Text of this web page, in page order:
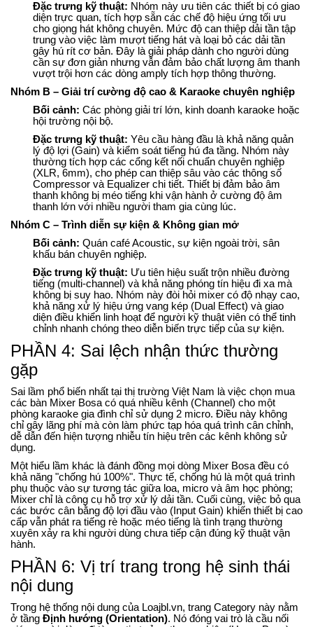
Đặc trưng kỹ thuật: Nhóm này ưu tiên các thiết bị có giao
diện trực quan, tích hợp sẵn các chế độ hiệu ứng tối ưu
cho giọng hát không chuyên. Mức độ can thiệp dải tần tập
trung vào việc làm mượt tiếng hát và loại bỏ các dải tần
gây hú rít cơ bản. Đây là giải pháp dành cho người dùng
cần sự đơn giản nhưng vẫn đảm bảo chất lượng âm thanh
vượt trội hơn các dòng amply tích hợp thông thường.
Nhóm B – Giải trí cường độ cao & Karaoke chuyên nghiệp
Bối cảnh: Các phòng giải trí lớn, kinh doanh karaoke hoặc
hội trường nội bộ.
Đặc trưng kỹ thuật: Yêu cầu hàng đầu là khả năng quản
lý độ lợi (Gain) và kiểm soát tiếng hú đa tầng. Nhóm này
thường tích hợp các cổng kết nối chuẩn chuyên nghiệp
(XLR, 6mm), cho phép can thiệp sâu vào các thông số
Compressor và Equalizer chi tiết. Thiết bị đảm bảo âm
thanh không bị méo tiếng khi vận hành ở cường độ âm
thanh lớn với nhiều người tham gia cùng lúc.
Nhóm C – Trình diễn sự kiện & Không gian mở
Bối cảnh: Quán café Acoustic, sự kiện ngoài trời, sân
khấu bán chuyên nghiệp.
Đặc trưng kỹ thuật: Ưu tiên hiệu suất trộn nhiều đường
tiếng (multi-channel) và khả năng phóng tín hiệu đi xa mà
không bị suy hao. Nhóm này đòi hỏi mixer có độ nhạy cao,
khả năng xử lý hiệu ứng vang kép (Dual Effect) và giao
diện điều khiển linh hoạt để người kỹ thuật viên có thể tinh
chỉnh nhanh chóng theo diễn biến trực tiếp của sự kiện.
PHẦN 4: Sai lệch nhận thức thường
gặp
Sai lầm phổ biến nhất tại thị trường Việt Nam là việc chọn mua
các bàn Mixer Bosa có quá nhiều kênh (Channel) cho một
phòng karaoke gia đình chỉ sử dụng 2 micro. Điều này không
chỉ gây lãng phí mà còn làm phức tạp hóa quá trình cân chỉnh,
dễ dẫn đến hiện tượng nhiễu tín hiệu trên các kênh không sử
dụng.
Một hiểu lầm khác là đánh đồng mọi dòng Mixer Bosa đều có
khả năng "chống hú 100%". Thực tế, chống hú là một quá trình
phụ thuộc vào sự tương tác giữa loa, micro và âm học phòng;
Mixer chỉ là công cụ hỗ trợ xử lý dải tần. Cuối cùng, việc bỏ qua
các bước cân bằng độ lợi đầu vào (Input Gain) khiến thiết bị cao
cấp vẫn phát ra tiếng rè hoặc méo tiếng là tình trạng thường
xuyên xảy ra khi người dùng chưa tiếp cận đúng kỹ thuật vận
hành.
PHẦN 6: Vị trí trang trong hệ sinh thái
nội dung
Trong hệ thống nội dung của Loajbl.vn, trang Category này nằm
ở tầng Định hướng (Orientation). Nó đóng vai trò là cầu nối